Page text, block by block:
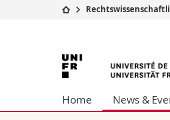
Studium
Campus
Universität
Weiterbildung
Universität
Freiburg
Home News &